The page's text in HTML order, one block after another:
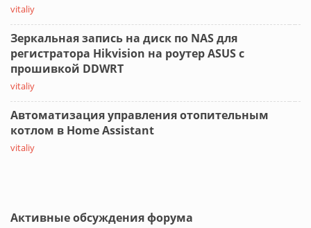
vitaliy
Зеркальная запись на диск по NAS для
регистратора Hikvision на роутер ASUS с
прошивкой DDWRT
vitaliy
Автоматизация управления отопительным
котлом в Home Assistant
vitaliy
Активные обсуждения форума